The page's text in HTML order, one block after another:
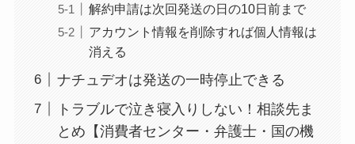
ニューZの解約まと
解約できない？バロ
ニーを電話から解約
解約申請は次回発送の日の10日前まで
アカウント情報を削除すれば個人情報は
消える
ナチュデオは発送の一時停止できる
トラブルで泣き寝入りしない！相談先ま
とめ【消費者センター・弁護士・国の機